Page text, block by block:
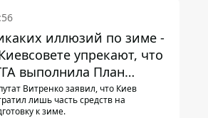
иллюзий по зиме -
упрекают, что
выполнила План
на 20%
Витренко заявил, что Киев
лишь часть средств на
к зиме.